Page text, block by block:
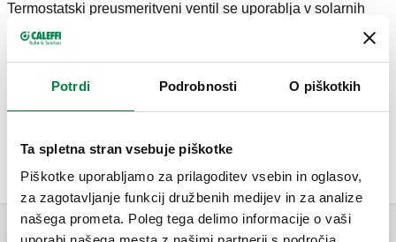
Potrdi Podrobnosti O piškotkih
Ta spletna stran vsebuje piškotke
Piškotke uporabljamo za prilagoditev vsebin in oglasov,
za zagotavljanje funkcij družbenih medijev in za analize
našega prometa. Poleg tega delimo informacije o vaši
Termostatski preusmeritveni ventil se uporablja v solarnih
toplotnih sistemih, ki proizvajajo vročo vodo za
gospodinjstva. Njegova funkcija je preusmeritev vode, ki
oz. do sistema shranjevanja, za integracijo v skladu z
nastavljeno temperaturo. Ta posebna serija preusmeritvenih
pri visokih temperaturah iz solarnega zalogovnika vroče
vode.